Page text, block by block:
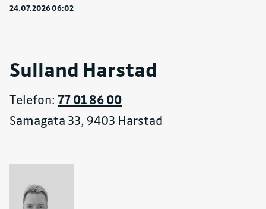
24.07.2026 06:02
Sulland Harstad
Telefon: 77 01 86 00
Samagata 33, 9403 Harstad